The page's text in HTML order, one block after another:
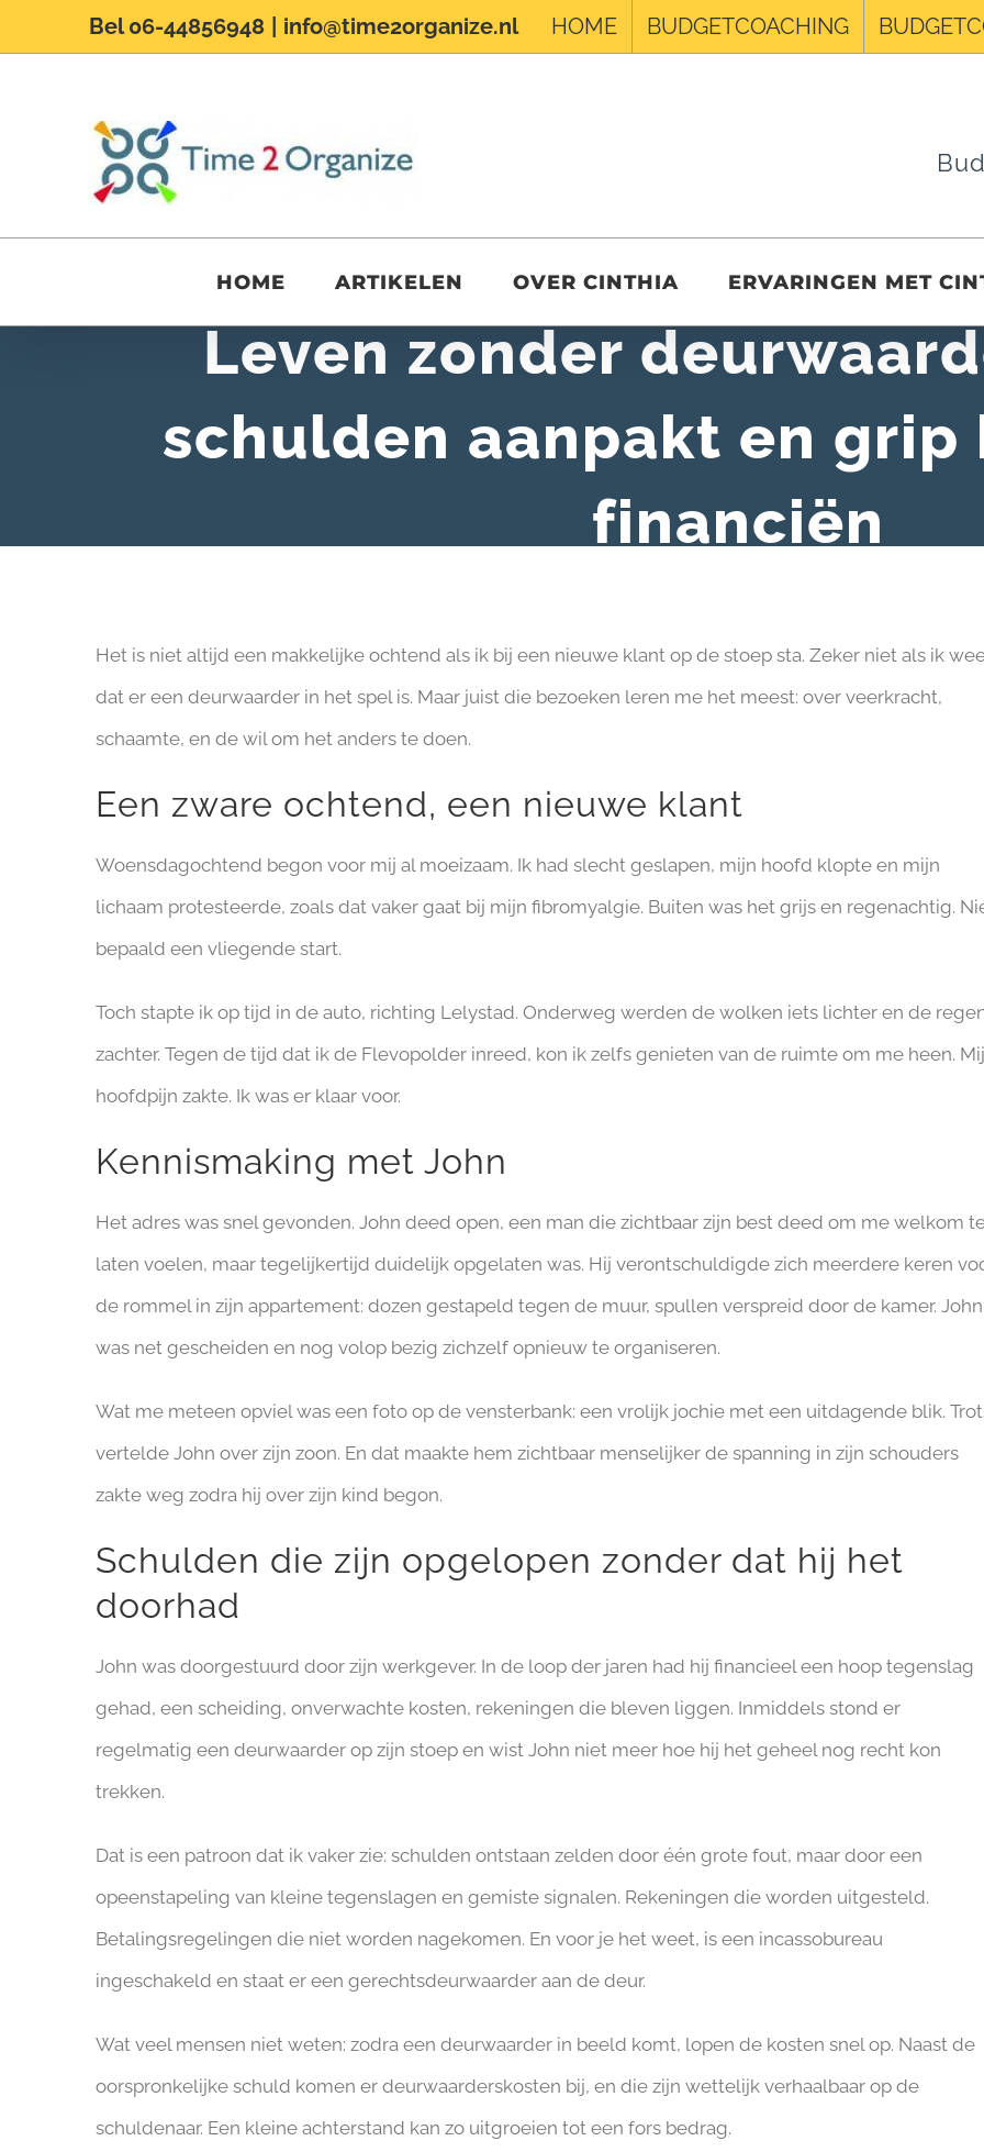
Bel 06-44856948 info@time2organize.nl HOME BUDGETCOACHING
HOME ARTIKELEN OVER CINTHIA ERVARINGEN MET
Leven zonder
schulden aanpakt en
financiën
Het is niet altijd een makkelijke ochtend als ik bij een nieuwe klant op de stoep sta. Zeker niet als ik
dat er een deurwaarder in het spel is. Maar juist die bezoeken leren me het meest: over veerkracht,
schaamte, en de wil om het anders te doen.
Een zware ochtend, een nieuwe klant
Woensdagochtend begon voor mij al moeizaam. Ik had slecht geslapen, mijn hoofd klopte en mijn
lichaam protesteerde, zoals dat vaker gaat bij mijn fibromyalgie. Buiten was het grijs en regenachtig.
bepaald een vliegende start.
Toch stapte ik op tijd in de auto, richting Lelystad. Onderweg werden de wolken iets lichter en de
zachter. Tegen de tijd dat ik de Flevopolder inreed, kon ik zelfs genieten van de ruimte om me heen.
hoofdpijn zakte. Ik was er klaar voor.
Kennismaking met John
Het adres was snel gevonden. John deed open, een man die zichtbaar zijn best deed om me welkom
laten voelen, maar tegelijkertijd duidelijk opgelaten was. Hij verontschuldigde zich meerdere keren
de rommel in zijn appartement: dozen gestapeld tegen de muur, spullen verspreid door de kamer. John
was net gescheiden en nog volop bezig zichzelf opnieuw te organiseren.
Wat me meteen opviel was een foto op de vensterbank: een vrolijk jochie met een uitdagende blik.
vertelde John over zijn zoon. En dat maakte hem zichtbaar menselijker de spanning in zijn schouders
zakte weg zodra hij over zijn kind begon.
Schulden die zijn opgelopen zonder dat hij het
doorhad
John was doorgestuurd door zijn werkgever. In de loop der jaren had hij financieel een hoop tegenslag
gehad, een scheiding, onverwachte kosten, rekeningen die bleven liggen. Inmiddels stond er
regelmatig een deurwaarder op zijn stoep en wist John niet meer hoe hij het geheel nog recht kon
trekken.
Dat is een patroon dat ik vaker zie: schulden ontstaan zelden door één grote fout, maar door een
opeenstapeling van kleine tegenslagen en gemiste signalen. Rekeningen die worden uitgesteld.
Betalingsregelingen die niet worden nagekomen. En voor je het weet, is een incassobureau
ingeschakeld en staat er een gerechtsdeurwaarder aan de deur.
Wat veel mensen niet weten: zodra een deurwaarder in beeld komt, lopen de kosten snel op. Naast de
oorspronkelijke schuld komen er deurwaarderskosten bij, en die zijn wettelijk verhaalbaar op de
schuldenaar. Een kleine achterstand kan zo uitgroeien tot een fors bedrag.